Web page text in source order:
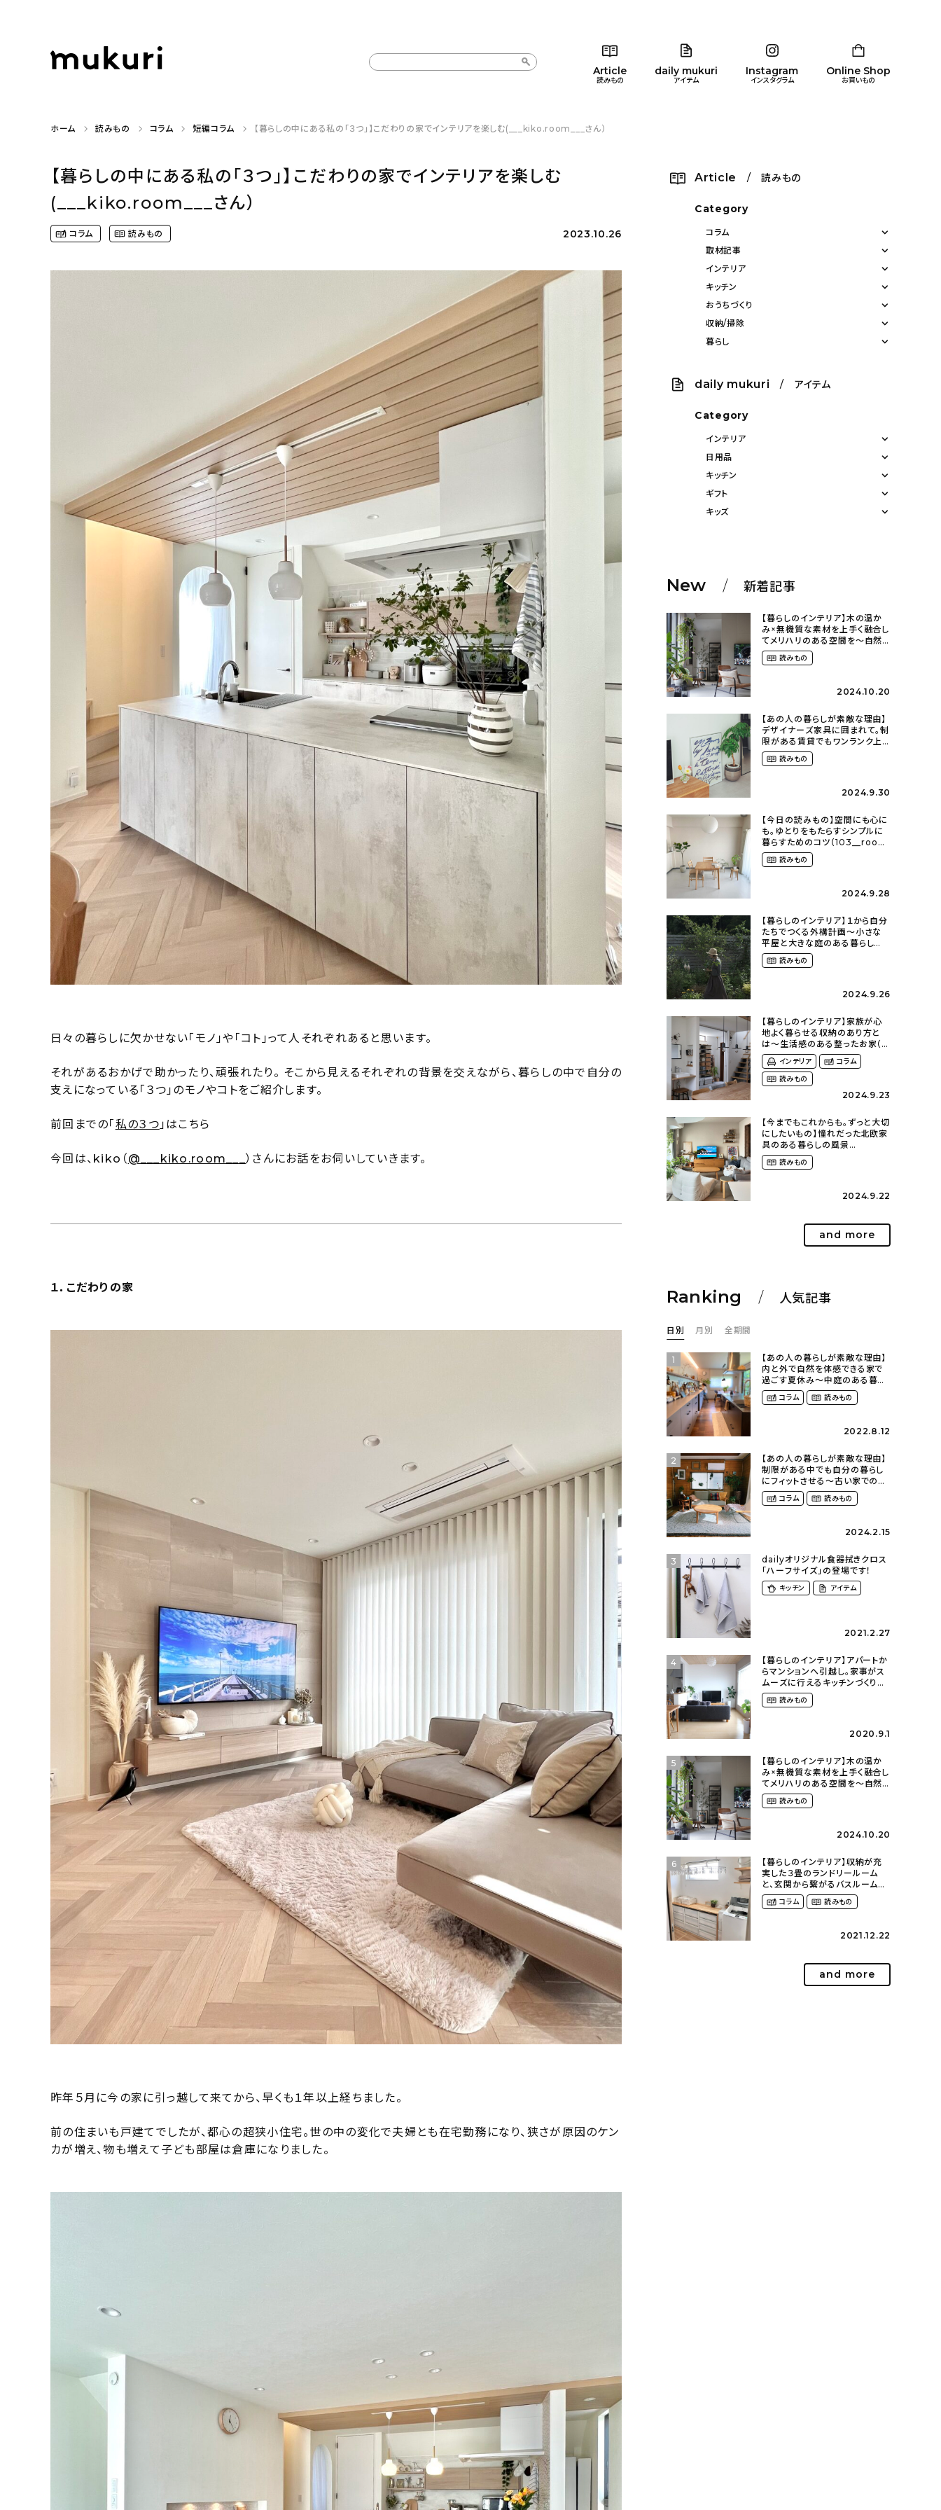
Article
読みもの
daily mukuri
アイテム
Instagram
インスタグラム
Online Shop
お買いもの
カテゴリー一覧 コラム
カテゴリー一覧 インテリア
ホーム 読みもの コラム 短編コラム 【暮らしの中にある私の「３つ」】こだわりの家でインテリアを楽しむ(___kiko.room___さん）
【暮らしの中にある私の「３つ」】こだわりの家でインテリアを楽しむ
(___kiko.room___さん）
コラム 読みもの 2023.10.26
日々の暮らしに欠かせない「モノ」や「コト」って人それぞれあると思います。
それがあるおかげで助かったり、頑張れたり。 そこから見えるそれぞれの背景を交えながら、暮らしの中で自分の
支えになっている「３つ」のモノやコトをご紹介します。
前回までの「私の３つ」はこちら
今回は、kiko（@___kiko.room___）さんにお話をお伺いしていきます。
１． こだわりの家
昨年５月に今の家に引っ越して来てから、早くも１年以上経ちました。
前の住まいも戸建てでしたが、都心の超狭小住宅。世の中の変化で夫婦とも在宅勤務になり、狭さが原因のケン
カが増え、物も増えて子ども部屋は倉庫になりました。
Article / 読みもの
Category
コラム
取材記事
インテリア
キッチン
おうちづくり
収納/掃除
暮らし
daily mukuri / アイテム
Category
インテリア
日用品
キッチン
ギフト
キッズ
New 新着記事
【暮らしのインテリア】木の温か
み×無機質な素材を上手く融合し
てメリハリのある空間を〜自然
に囲まれて暮らす（ki_no_ieさ
ん） 読みもの
2024.10.20
【あの人の暮らしが素敵な理由】
デザイナーズ家具に囲まれて。制
限がある賃貸でもワンランク上
のお部屋に〜狭くても好きな暮
らしのこと（_____chika708さ
読みもの
2024.9.30
【今日の読みもの】空間にも心に
も。ゆとりをもたらすシンプルに
暮らすためのコツ（103__room
さん）
読みもの
2024.9.28
【暮らしのインテリア】１から自分
たちでつくる外構計画〜小さな
平屋と大きな庭のある暮らし
（tsumikiniwaさん）
読みもの
2024.9.26
【暮らしのインテリア】家族が心
地よく暮らせる収納のあり方と
は〜生活感のある整ったお家（
kaya___ieさん）
インテリア
コラム
読みもの
2024.9.23
【今までもこれからも。ずっと大切
にしたいもの】憧れだった北欧家
具のある暮らしの風景
（m._.k_homeさん）
読みもの
2024.9.22
and more
Ranking 人気記事
日別 月別 全期間
1
【あの人の暮らしが素敵な理由】
内と外で自然を体感できる家で
過ごす夏休み〜中庭のある暮ら
し（yume_2700さん）
コラム 読みもの
2022.8.12
2
【あの人の暮らしが素敵な理由】
制限がある中でも自分の暮らし
にフィットさせる〜古い家での暮
らしを楽しむ（idasanchiさん）
コラム 読みもの
2024.2.15
3
dailyオリジナル食器拭きクロス
「ハーフサイズ」の登場です！
キッチン アイテム
2021.2.27
4
【暮らしのインテリア】アパートか
らマンションへ引越し。家事がス
ムーズに行えるキッチンづくり〜
２LDKの賃貸暮らし
（mari_ppe_さん）
読みもの
2020.9.1
5
【暮らしのインテリア】木の温か
み×無機質な素材を上手く融合し
てメリハリのある空間を〜自然
に囲まれて暮らす（ki_no_ieさ
ん） 読みもの
2024.10.20
6
【暮らしのインテリア】収納が充
実した３畳のランドリールーム
と、玄関から繋がるバスルーム〜
家族それぞれがくつろげて、少し
遊び心のある家（megu6465さ
コラム 読みもの
2021.12.22
and more